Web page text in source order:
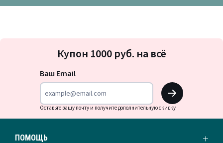
на
Купон 1000 руб. на всё
Ваш Email
OK
Оставьте вашу почту и получите дополнительную скидку
ПОМОЩЬ